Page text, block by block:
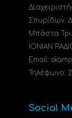
Σπυρίδων.
Μπάστα
ΙΟΝΙΑΝ
Email:
Τηλέφωνο:
Social